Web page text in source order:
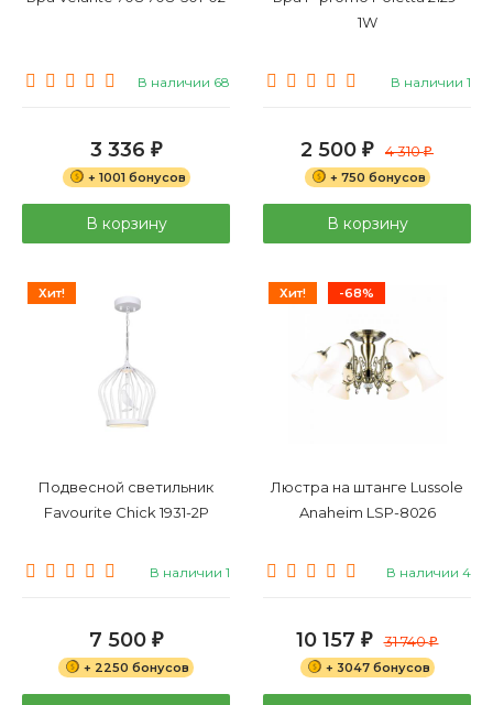
В наличии 68
3 336 ₽
+ 1001 бонусов
В корзину
1W
В наличии 1
2 500 ₽ 4 310₽
+ 750 бонусов
В корзину
Хит!
Подвесной светильник
Favourite Chick 1931-2P
В наличии 1
7 500 ₽
+ 2250 бонусов
Хит! -68%
Люстра на штанге Lussole
Anaheim LSP-8026
В наличии 4
10 157 ₽ 31 740₽
+ 3047 бонусов